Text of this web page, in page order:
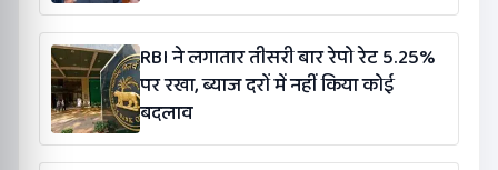
RBI ने लगातार तीसरी बार रेपो रेट 5.25%
पर रखा, ब्याज दरों में नहीं किया कोई
बदलाव